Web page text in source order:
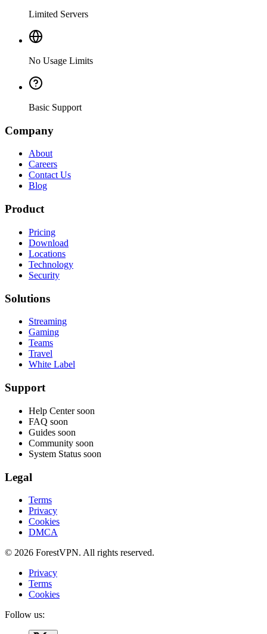
Limited Servers
No Usage Limits
Basic Support
Company
About
Careers
Contact Us
Blog
Product
Pricing
Download
Locations
Technology
Security
Solutions
Streaming
Gaming
Teams
Travel
White Label
Support
Help Center soon
FAQ soon
Guides soon
Community soon
System Status soon
Legal
Terms
Privacy
Cookies
DMCA
© 2026 ForestVPN. All rights reserved.
Privacy
Terms
Cookies
Follow us: